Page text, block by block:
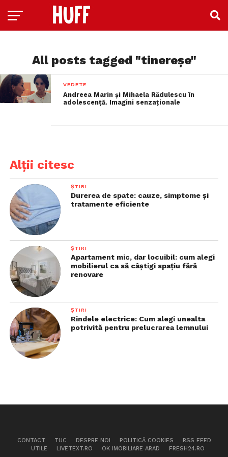
All posts tagged "tinereșe"
VEDETE
Andreea Marin și Mihaela Rădulescu în
adolescență. Imagini senzaționale
Alții citesc
ȘTIRI
Durerea de spate: cauze, simptome și
tratamente eficiente
ȘTIRI
Apartament mic, dar locuibil: cum alegi
mobilierul ca să câștigi spațiu fără
renovare
ȘTIRI
Rindele electrice: Cum alegi unealta
potrivită pentru prelucrarea lemnului
CONTACT TUC DESPRE NOI POLITICĂ COOKIES
RSS FEED
UTILE
LIVETEXT.RO OK IMOBILIARE ARAD FRESH24.RO